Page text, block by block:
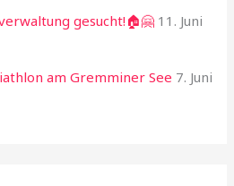
gesucht!🏠🤗 11. Juni
am Gremminer See 7. Juni